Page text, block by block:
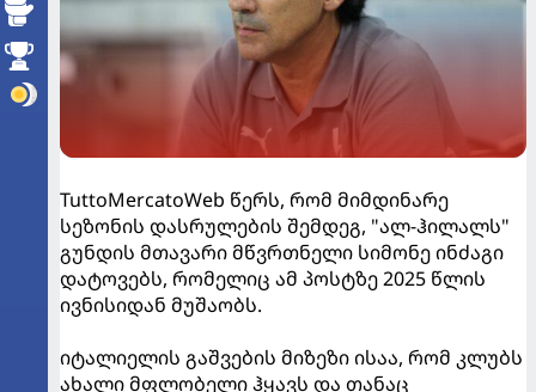
TuttoMercatoWeb წერს, რომ მიმდინარე
სეზონის დასრულების შემდეგ, "ალ-ჰილალს"
გუნდის მთავარი მწვრთნელი სიმონე ინძაგი
დატოვებს, რომელიც ამ პოსტზე 2025 წლის
ივნისიდან მუშაობს.
იტალიელის გაშვების მიზეზი ისაა, რომ კლუბს
ახალი მფლობელი ჰყავს და თანაც